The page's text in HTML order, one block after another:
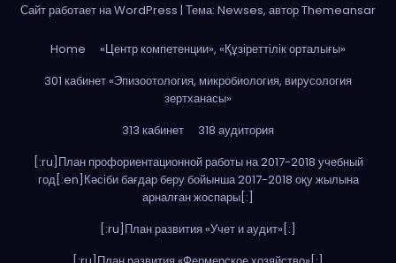
Сайт работает на WordPress | Тема: Newses, авторThemeansar
Home
«Центр компетенции», «Құзіреттілік орталығы»
301 кабинет «Эпизоотология, микробиология, вирусология
зертханасы»
313 кабинет
318 аудитория
[:ru]План профориентационной работы на 2017-2018 учебный
год[:en]Кәсіби бағдар беру бойынша 2017-2018 оқу жылына
арналған жоспары[:]
[:ru]План развития «Учет и аудит»[:]